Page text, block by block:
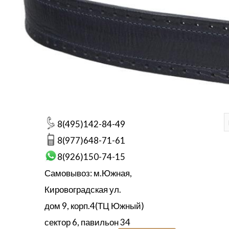
8(495)142-84-49
8(977)648-71-61
8(926)150-74-15
Самовывоз: м.Южная,
Кировоградская ул.
дом 9, корп.4(ТЦ Южный)
сектор 6, павильон 34